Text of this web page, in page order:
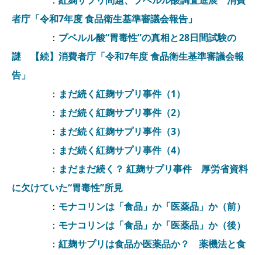
者庁「令和7年度 食品衛生基準審議会報告」
： プベルル酸“胃毒性”の真相と28日間試験の
謎 【続】消費者庁「令和7年度 食品衛生基準審議会報
告」
： まだ続く紅麹サプリ事件（1）
： まだ続く紅麹サプリ事件（2）
： まだ続く紅麹サプリ事件（3）
： まだ続く紅麹サプリ事件（4）
： まだまだ続く？ 紅麹サプリ事件 厚労省資料
に欠けていた“胃毒性”所見
： モナコリンは「食品」か「医薬品」か（前）
： モナコリンは「食品」か「医薬品」か（後）
： 紅麹サプリは食品か医薬品か？ 薬機法と食